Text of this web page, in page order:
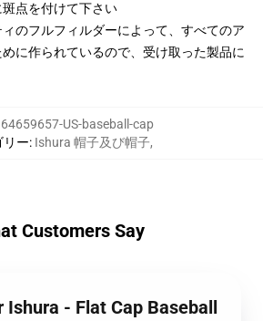
点を付けて下さい
のフルフィルダーによって、すべてのア
に作られているので、受け取った製品に
US-baseball-cap
リー: Ishura 帽子及び帽子,
Customers Say
Ishura - Flat Cap Baseball